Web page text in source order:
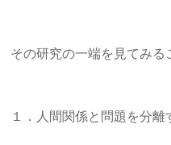
ビ
ス
提
その研究の一端を見てみる
１．人間関係と問題を分離